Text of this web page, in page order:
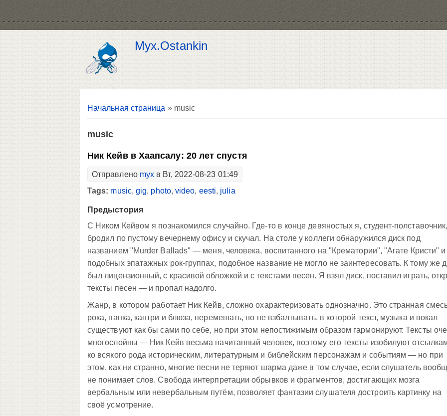
Myx.Ostankin
Вы здесь
Начальная страница » music
music
Ник Кейв в Хаапсалу: 20 лет спустя
Отправлено myx в Вт, 2022-08-23 01:49
Tags: music,gig, photo,video, eesti, julia
Предыстория
C Ником Кейвом я познакомился случайно. Где-то в конце девяностых я, студент-
бродил по пустому вечернему офису и скучал. На столе у коллеги обнаружился диск под
названием "Murder Ballads" — меня, человека, воспитанного на "Крематории", "Агате Кристи"
подобных эпатажных рок-группах, подобное название не могло не заинтересовать. К тому же
был лицензионный, с красивой обложкой и с текстами песен. Я взял диск, поставил играть,
тексты песен — и пропал надолго.
Жанр, в котором работает Ник Кейв, сложно охарактеризовать однозначно. Это странная
рока, панка, кантри и блюза,перемешать, но не взбалтывать, в которой текст, музыка и вокал
существуют как бы сами по себе, но при этом непостижимым образом гармонируют. Тексты
многослойны — Ник Кейв весьма начитанный человек, поэтому его тексты изобилуют
ко всякого рода историческим, литературным и библейским персонажам и событиям — но при
этом, как ни странно, многие песни не теряют шарма даже в том случае, если слушатель
не понимает слов. Свобода интерпретации обрывков и фрагментов, достигающих мозга
вербальным или невербальным путём, позволяет фантазии слушателя достроить картинку на
своё усмотрение.